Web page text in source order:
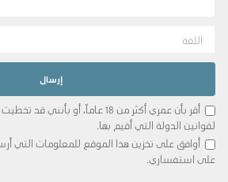
اللغة
أقر بأن عمري أكثر من 18 عاماً، أو
لقوانين الدولة التي أقيم بها.
أوافق على تخزين هذا الموقع للمعلومات التي
على استفساري.